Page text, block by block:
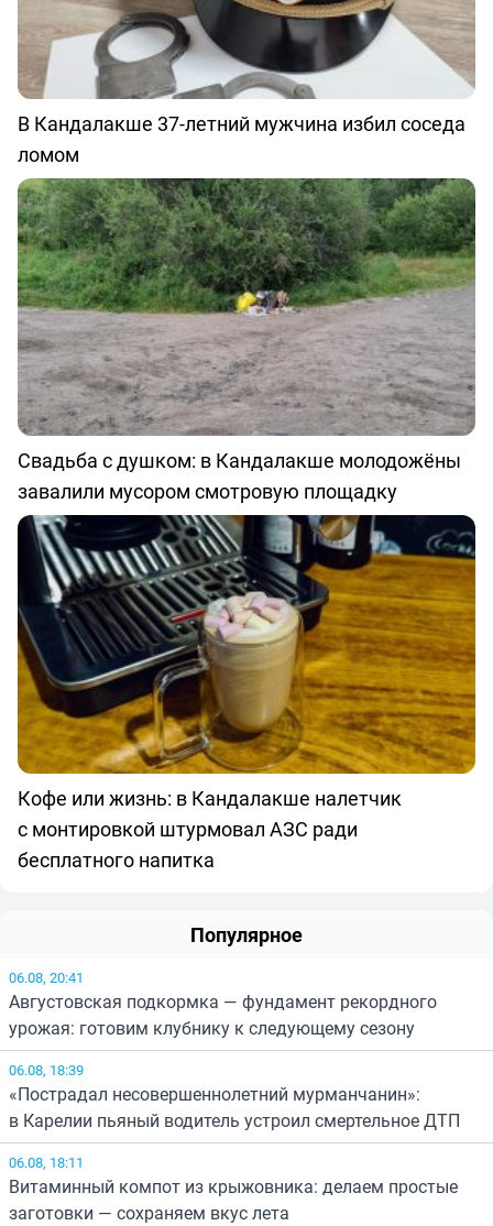
В Кандалакше 37-летний мужчина избил соседа
ломом
Свадьба с душком: в Кандалакше молодожёны
завалили мусором смотровую площадку
Кофе или жизнь: в Кандалакше налетчик
с монтировкой штурмовал АЗС ради
бесплатного напитка
Популярное
06.08, 20:41
Августовская подкормка — фундамент рекордного
урожая: готовим клубнику к следующему сезону
06.08, 18:39
«Пострадал несовершеннолетний мурманчанин»:
в Карелии пьяный водитель устроил смертельное ДТП
06.08, 18:11
Витаминный компот из крыжовника: делаем простые
заготовки — сохраняем вкус лета